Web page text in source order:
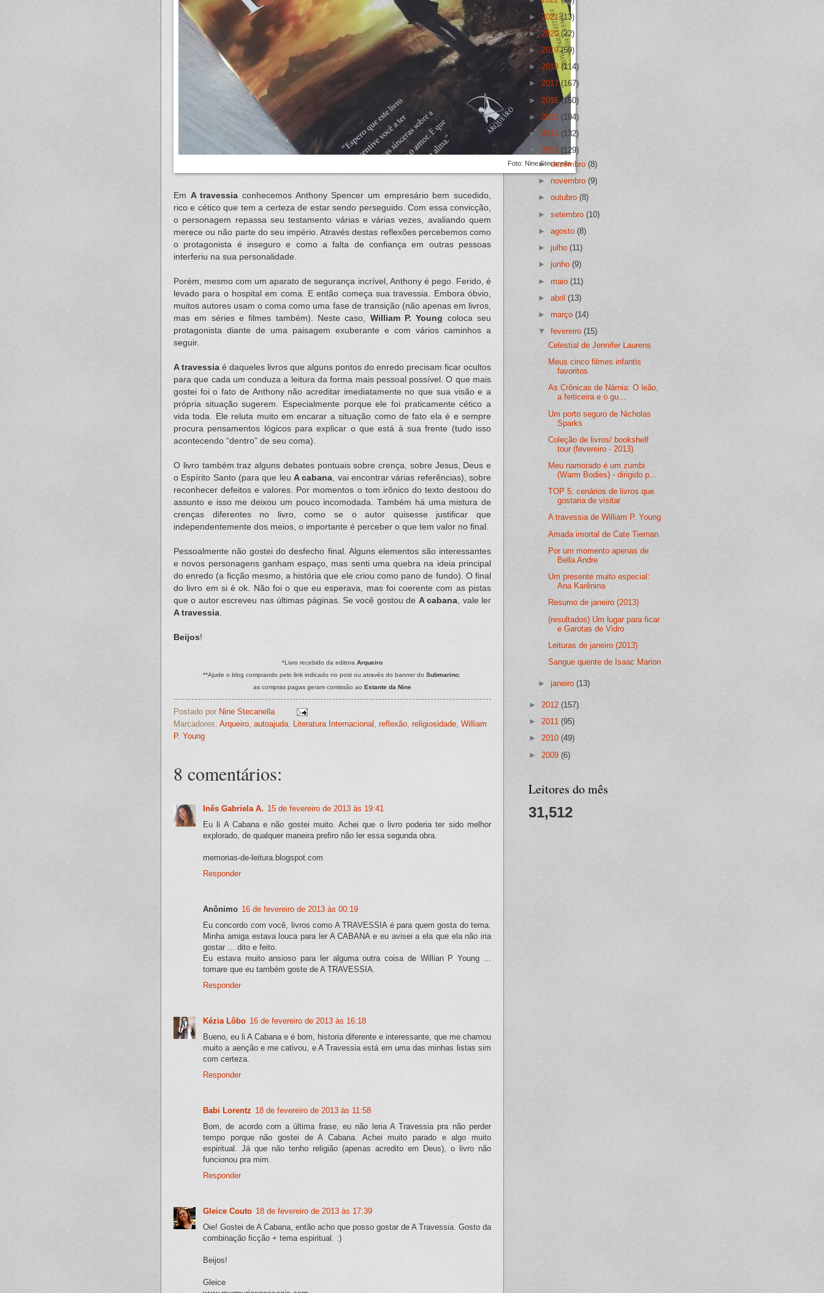
Foto: Nine Stecanella
Em A travessia conhecemos Anthony Spencer um empresário bem sucedido,
rico e cético que tem a certeza de estar sendo perseguido. Com essa convicção,
o personagem repassa seu testamento várias e várias vezes, avaliando quem
merece ou não parte do seu império. Através destas reflexões percebemos como
o protagonista é inseguro e como a falta de confiança em outras pessoas
interferiu na sua personalidade.
Porém, mesmo com um aparato de segurança incrível, Anthony é pego. Ferido, é
levado para o hospital em coma. E então começa sua travessia. Embora óbvio,
muitos autores usam o coma como uma fase de transição (não apenas em livros,
mas em séries e filmes também). Neste caso, William P. Young coloca seu
protagonista diante de uma paisagem exuberante e com vários caminhos a
seguir.
A travessia é daqueles livros que alguns pontos do enredo precisam ficar ocultos
para que cada um conduza a leitura da forma mais pessoal possível. O que mais
gostei foi o fato de Anthony não acreditar imediatamente no que sua visão e a
própria situação sugerem. Especialmente porque ele foi praticamente cético a
vida toda. Ele reluta muito em encarar a situação como de fato ela é e sempre
procura pensamentos lógicos para explicar o que está à sua frente (tudo isso
acontecendo “dentro” de seu coma).
O livro também traz alguns debates pontuais sobre crença, sobre Jesus, Deus e
o Espírito Santo (para que leu A cabana , vai encontrar várias referências), sobre
reconhecer defeitos e valores. Por momentos o tom irônico do texto destoou do
assunto e isso me deixou um pouco incomodada. Também há uma mistura de
crenças diferentes no livro, como se o autor quisesse justificar que
independentemente dos meios, o importante é perceber o que tem valor no final.
Pessoalmente não gostei do desfecho final. Alguns elementos são interessantes
e novos personagens ganham espaço, mas senti uma quebra na ideia principal
do enredo (a ficção mesmo, a história que ele criou como pano de fundo). O final
do livro em si é ok. Não foi o que eu esperava, mas foi coerente com as pistas
que o autor escreveu nas últimas páginas. Se você gostou de A cabana , vale ler
A travessia
Beijos!
*Livro recebido da editora Arqueiro
**Ajude o blog comprando pelo link indicado no post ou através do banner do Submarino;
as compras pagas geram comissão ao Estante da Nine
Postado por Nine Stecanella
Marcadores: Arqueiro autoajuda Literatura Internacional reflexão religiosidade William
P. Young
8 comentários:
Inês Gabriela A. 15 de fevereiro de 2013 às 19:41
Eu li A Cabana e não gostei muito. Achei que o livro poderia ter sido melhor
explorado, de qualquer maneira prefiro não ler essa segunda obra.
memorias-de-leitura.blogspot.com
Responder
Anônimo 16 de fevereiro de 2013 às 00:19
Eu concordo com você, livros como A TRAVESSIA é para quem gosta do tema.
Minha amiga estava louca para ler A CABANA e eu avisei a ela que ela não iria
gostar ... dito e feito.
Eu estava muito ansioso para ler alguma outra coisa de Willian P Young ...
tomare que eu também goste de A TRAVESSIA.
Responder
Kézia Lôbo 16 de fevereiro de 2013 às 16:18
Bueno, eu li A Cabana e é bom, historia diferente e interessante, que me chamou
muito a aenção e me cativou, e A Travessia está em uma das minhas listas sim
com certeza.
Responder
Babi Lorentz 18 de fevereiro de 2013 às 11:58
Bom, de acordo com a última frase, eu não leria A Travessia pra não perder
tempo porque não gostei de A Cabana. Achei muito parado e algo muito
espiritual. Já que não tenho religião (apenas acredito em Deus), o livro não
funcionou pra mim.
Responder
Gleice Couto 18 de fevereiro de 2013 às 17:39
Oie! Gostei de A Cabana, então acho que posso gostar de A Travessia. Gosto da
combinação ficção + tema espiritual. :)
Beijos!
Gleice
► 2021(13)
►2020 (22)
► 2019(59)
► 2018 (114)
► 2017(167)
► 2016(150)
► 2015 (194)
► 2014 (132)
2013 (129)
►dezembro(8)
►novembro(9)
►outubro(8)
►setembro(10)
►agosto(8)
►julho(11)
► junho(9)
►maio(11)
►abril(13)
► março(14)
▼fevereiro(15)
Celestial de Jennifer Laurens
Meus cinco filmes infantis
favoritos
As Crônicas de Nárnia: O leão,
a feiticeira e o gu...
Um porto seguro de Nicholas
Sparks
Coleção de livros/ bookshelf
tour (fevereiro - 2013)
Meu namorado é um zumbi
(Warm Bodies) - dirigido p...
TOP 5: cenários de livros que
gostaria de visitar
A travessia de William P. Young
Amada imortal de Cate Tiernan
Por um momento apenas de
Bella Andre
Um presente muito especial:
Ana Karênina
Resumo de janeiro (2013)
(resultados) Um lugar para ficar
e Garotas de Vidro
Leituras de janeiro (2013)
Sangue quente de Isaac Marion
►janeiro(13)
► 2012 (157)
► 2011 (95)
► 2010 (49)
► 2009 (6)
Leitores do mês
31,512